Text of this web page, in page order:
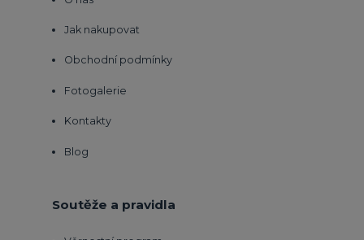
Jak nakupovat
Obchodní podmínky
Fotogalerie
Kontakty
Blog
Soutěže a pravidla